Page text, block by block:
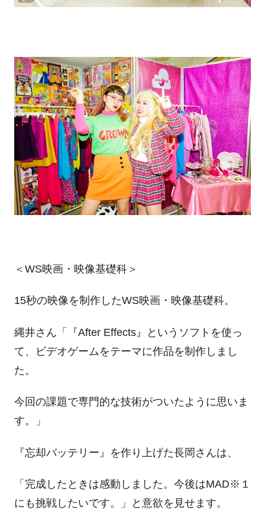
＜WS映画・映像基礎科＞
15秒の映像を制作したWS映画・映像基礎科。
縄井さん「『After Effects』というソフトを使っ
て、ビデオゲームをテーマに作品を制作しまし
た。
今回の課題で専門的な技術がついたように思いま
す。」
『忘却バッテリー』を作り上げた長岡さんは、
「完成したときは感動しました。今後はMAD※１
にも挑戦したいです。」と意欲を見せます。